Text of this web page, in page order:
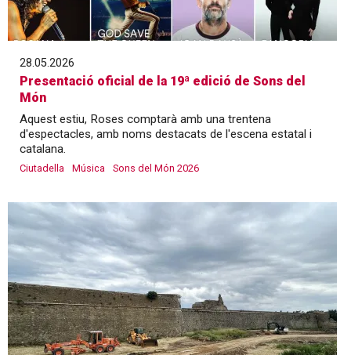
28.05.2026
Presentació oficial de la 19ª edició de Sons del
Món
Aquest estiu, Roses comptarà amb una trentena
d'espectacles, amb noms destacats de l'escena estatal i
catalana.
Ciutadella Música Sons del Món 2026